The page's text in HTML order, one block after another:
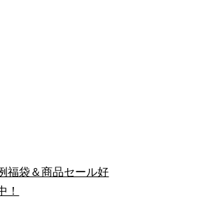
福袋＆商品セール好
！